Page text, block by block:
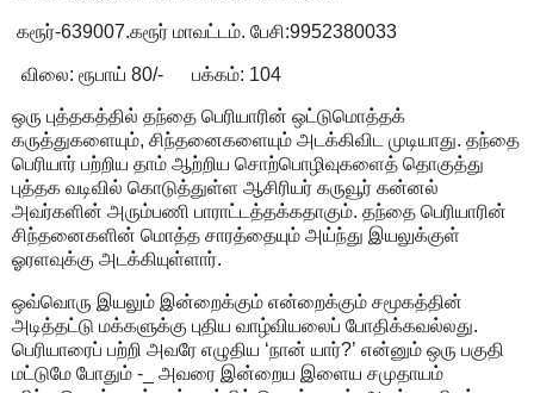
கரூர்-639007.கரூர் மாவட்டம். பேசி:9952380033
விலை: ரூபாய் 80/- பக்கம்: 104
ஒரு புத்தகத்தில் தந்தை பெரியாரின் ஒட்டுமொத்தக்
கருத்துகளையும், சிந்தனைகளையும் அடக்கிவிட முடியாது. தந்தை
பெரியார் பற்றிய தாம் ஆற்றிய சொற்பொழிவுகளைத் தொகுத்து
புத்தக வடிவில் கொடுத்துள்ள ஆசிரியர் கருவூர் கன்னல்
அவர்களின் அரும்பணி பாராட்டத்தக்கதாகும். தந்தை பெரியாரின்
சிந்தனைகளின் மொத்த சாரத்தையும் அய்ந்து இயலுக்குள்
ஓரளவுக்கு அடக்கியுள்ளார்.
ஒவ்வொரு இயலும் இன்றைக்கும் என்றைக்கும் சமூகத்தின்
அடித்தட்டு மக்களுக்கு புதிய வாழ்வியலைப் போதிக்கவல்லது.
பெரியாரைப் பற்றி அவரே எழுதிய ‘நான் யார்?’ என்னும் ஒரு பகுதி
மட்டுமே போதும் -_ அவரை இன்றைய இளைய சமுதாயம்